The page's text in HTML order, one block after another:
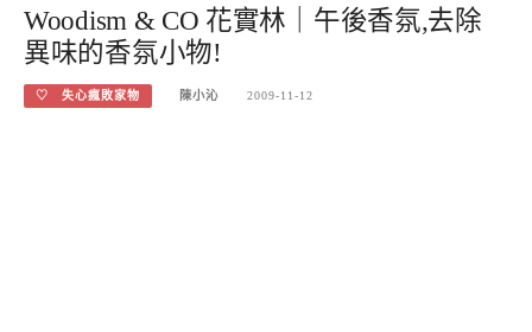
Woodism & CO 花實林｜午後香氛,去除
異味的香氛小物!
♡ 失心瘋敗家物 陳小沁 2009-11-12